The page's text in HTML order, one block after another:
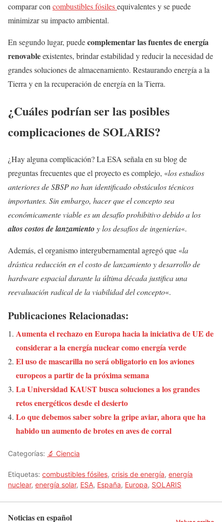
comparar con combustibles fósilesequivalentes y se puede
minimizar su impacto ambiental.
En segundo lugar, puedecomplementar las fuentes de energía
renovableexistentes, brindar estabilidad y reducir la necesidad de
grandes soluciones de almacenamiento. Restaurando energía a la
Tierra y en la recuperación de energía en la Tierra.
¿Cuáles podrían ser las posibles
complicaciones de SOLARIS?
¿Hay alguna complicación? La ESA señala en su blog de
preguntas frecuentes que el proyecto es complejo, «los estudios
anteriores de SBSP no han identificado obstáculos técnicos
importantes. Sin embargo, hacer que el concepto sea
económicamente viable es un desafío prohibitivo debido a los
altos costos de lanzamiento y los desafíos de ingeniería«.
Además, el organismo intergubernamental agregó que «la
drástica reducción en el costo de lanzamiento y desarrollo de
hardware espacial durante la última década justifica una
reevaluación radical de la viabilidad del concepto«.
Publicaciones Relacionadas:
Aumenta el rechazo en Europa hacia la iniciativa de UE de
considerar a la energía nuclear como energía verde
El uso de mascarilla no será obligatorio en los aviones
europeos a partir de la próxima semana
La Universidad KAUST busca soluciones a los grandes
retos energéticos desde el desierto
Lo que debemos saber sobre la gripe aviar, ahora que ha
habido un aumento de brotes en aves de corral
Categorías: 🔬 Ciencia
Etiquetas: combustibles fósiles, crisis de energía, energía
nuclear, energía solar, ESA, España, Europa, SOLARIS
Noticias en español